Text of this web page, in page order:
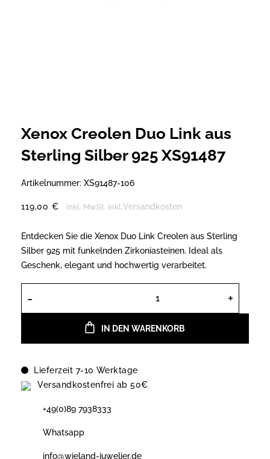
Xenox Creolen Duo Link aus
Sterling Silber 925 XS91487
Artikelnummer: XS91487-106
119,00 € inkl. MwSt. inkl.Versandkosten
Entdecken Sie die Xenox Duo Link Creolen aus Sterling
Silber 925 mit funkelnden Zirkoniasteinen. Ideal als
Geschenk, elegant und hochwertig verarbeitet.
Xenox Creolen Duo Link aus Sterling
IN DEN WARENKORB
Lieferzeit 7-10 Werktage
Versandkostenfrei ab 50€
+49(0)89 7938333
Whatsapp
info@wieland-juwelier.de